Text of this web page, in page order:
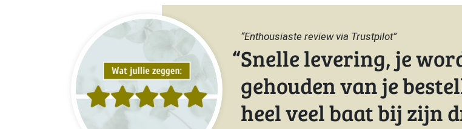
“Enthousiaste review via Trustpilot”
Snelle levering, je
gehouden van je
heel veel baat bij zijn